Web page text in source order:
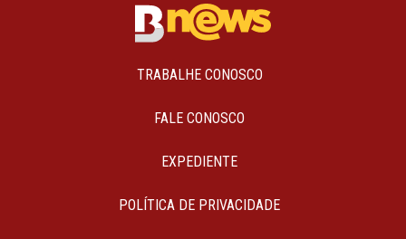
TRABALHE CONOSCO
FALE CONOSCO
EXPEDIENTE
POLÍTICA DE PRIVACIDADE